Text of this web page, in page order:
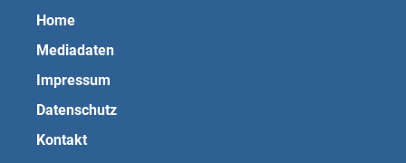
Home
Mediadaten
Impressum
Datenschutz
Kontakt